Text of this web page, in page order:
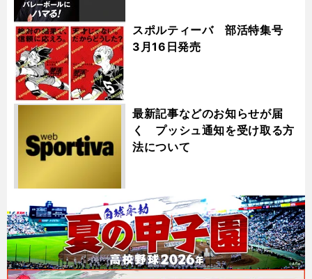
スポルティーバ 部活特集号
3月16日発売
最新記事などのお知らせが届
く プッシュ通知を受け取る方
法について